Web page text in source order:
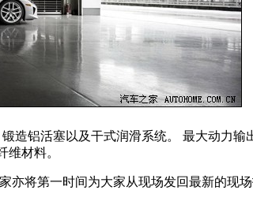
铝活塞以及干式润滑系统。 最大动力输
维材料。
将第一时间为大家从现场发回最新的现